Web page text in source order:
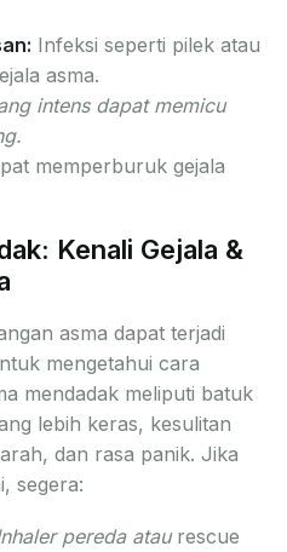
Infeksi seperti pilek atau
asma.
intens dapat memicu
memperburuk gejala
Kenali Gejala &
asma dapat terjadi
mengetahui cara
mendadak meliputi batuk
lebih keras, kesulitan
dan rasa panik. Jika
segera:
pereda ataurescue